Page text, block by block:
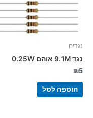
נגדים
נגד 9.1M אוהם 0.25W
₪5
הוספה לסל